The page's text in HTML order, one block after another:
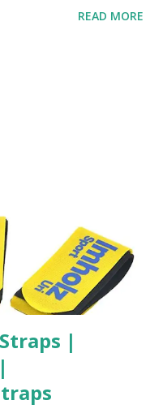
Unternehmen,
gestaltete
ideal als
Besonders
mit k...
READ MORE
|